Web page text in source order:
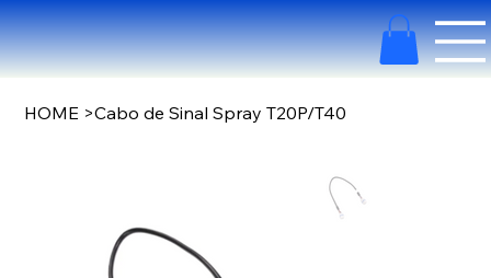
HOME >Cabo de Sinal Spray T20P/T40